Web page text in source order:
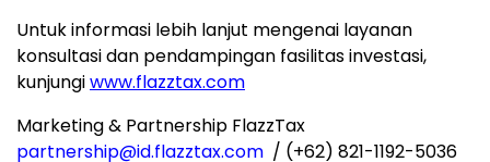
Untuk informasi lebih lanjut mengenai layanan
konsultasi dan pendampingan fasilitas investasi,
kunjungiwww.flazztax.com
Marketing & Partnership FlazzTax
partnership@id.flazztax.com / (+62) 821-1192-5036